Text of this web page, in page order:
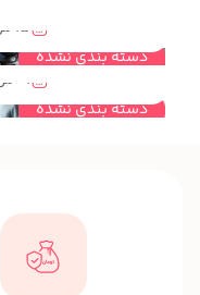
دسته بندی نشده
15 مرداد 1404 ساعت 18:19
دسته بندی نشده
01 مرداد 1404 ساعت 08:12